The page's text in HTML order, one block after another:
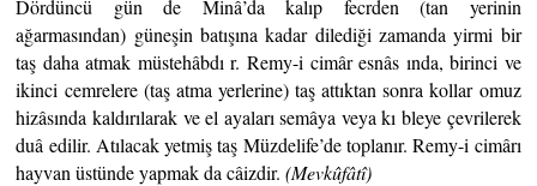
Dördüncü gün de Minâ’da kalıp fecrden (tan yerinin
ağarmasından) güneşin batışına kadar dilediği zamanda yirmi bir
taş daha atmak müstehâbdı r. Remy-i cimâr esnâs ında, birinci ve
ikinci cemrelere (taş atma yerlerine) taş attıktan sonra kollar omuz
hizâsında kaldırılarak ve el ayaları semâya veya kı bleye çevrilerek
duâ edilir. Atılacak yetmiş taş Müzdelife’de toplanır. Remy-i cimârı
hayvan üstünde yapmak da câizdir.(Mevkûfâtî)